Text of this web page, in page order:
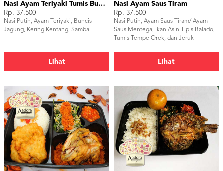
Nasi Ayam Teriyaki Tumis Buncis Jagung
Rp. 37.500
Nasi Putih, Ayam Teriyaki, Buncis
Jagung, Kering Kentang, Sambal
Lihat
Nasi Ayam Saus Tiram
Rp. 37.500
Nasi Putih, Ayam Saus Tiram/ Ayam
Saus Mentega, Ikan Asin Tipis Balado,
Tumis Tempe Orek, dan Jeruk
Lihat